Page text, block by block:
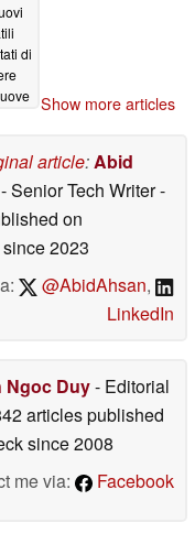
di
per
da
Show more articles
article:Abid
- Senior Tech Writer-
on
since 2023
@AbidAhsan,
LinkedIn
Ngoc Duy- Editorial
articles published
since 2008
me via:
Facebook